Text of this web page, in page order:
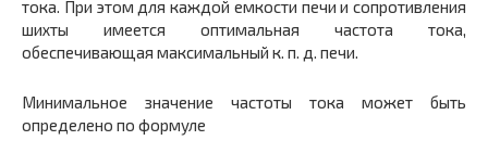
тока. При этом для каждой емкости печи и сопротивления
шихты имеется оптимальная частота тока,
обеспечивающая максимальный к. п. д. печи.
Минимальное значение частоты тока может быть
определено по формуле